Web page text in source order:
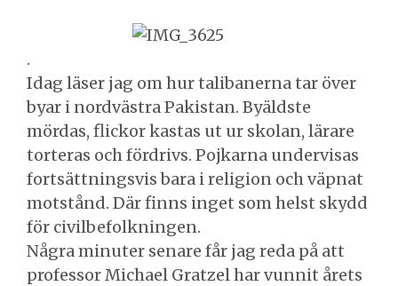
.
Idag läser jag om hur talibanerna tar över
byar i nordvästra Pakistan. Byäldste
mördas, flickor kastas ut ur skolan, lärare
torteras och fördrivs. Pojkarna undervisas
fortsättningsvis bara i religion och väpnat
motstånd. Där finns inget som helst skydd
för civilbefolkningen.
Några minuter senare får jag reda på att
professor Michael Gratzel har vunnit årets